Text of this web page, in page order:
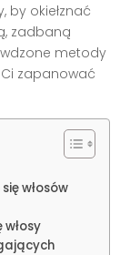
by okiełznać
zadbaną
metody
zapanować
włosów